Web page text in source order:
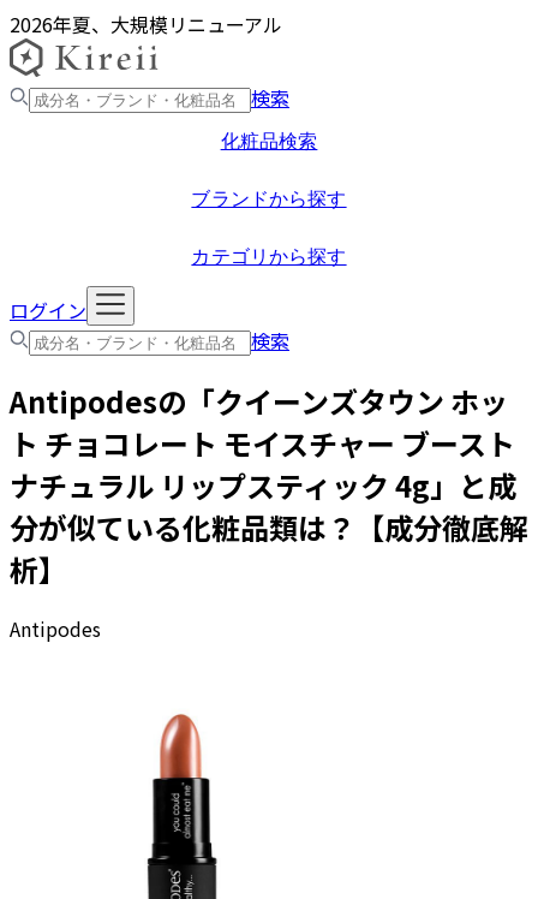
2026年夏、大規模リニューアル
検索
化粧品検索
ブランドから探す
カテゴリから探す
ログイン
検索
Antipodesの「クイーンズタウン ホッ
ト チョコレート モイスチャー ブースト
ナチュラル リップスティック 4g 」と成
分が似ている化粧品類は？【成分徹底解
析】
Antipodes